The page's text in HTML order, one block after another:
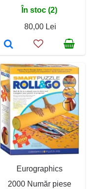
În stoc (2)
80,00 Lei
Eurographics
2000 Număr piese